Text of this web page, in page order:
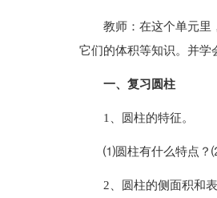
教师：在这个单元里
它们的体积等知识。并学
一、复习圆柱
1、圆柱的特征。
⑴圆柱有什么特点？
2、圆柱的侧面积和表